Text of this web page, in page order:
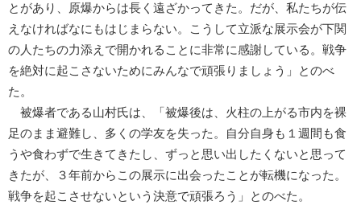
とがあり、原爆からは長く遠ざかってきた。だが、私たちが伝
えなければなにもはじまらない。こうして立派な展示会が下関
の人たちの力添えで開かれることに非常に感謝している。戦争
を絶対に起こさないためにみんなで頑張りましょう」とのべ
た。
被爆者である山村氏は、「被爆後は、火柱の上がる市内を裸
足のまま避難し、多くの学友を失った。自分自身も１週間も食
うや食わずで生きてきたし、ずっと思い出したくないと思って
きたが、３年前からこの展示に出会ったことが転機になった。
戦争を起こさせないという決意で頑張ろう」とのべた。